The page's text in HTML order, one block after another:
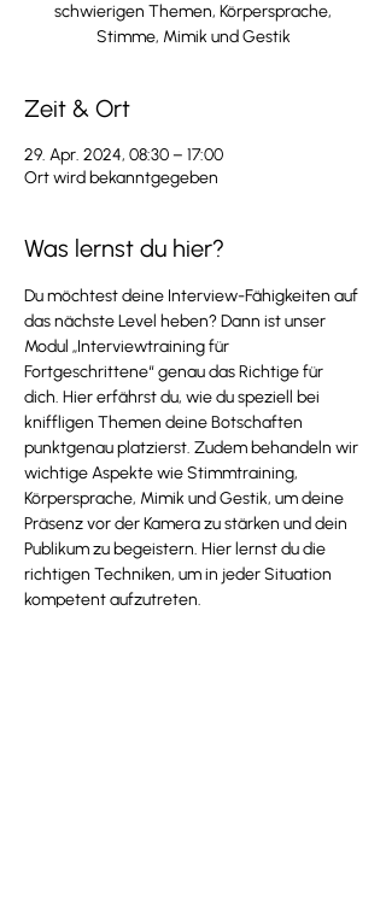
schwierigen Themen, Körpersprache,
Stimme, Mimik und Gestik
Zeit & Ort
29. Apr. 2024, 08:30 – 17:00
Ort wird bekanntgegeben
Was lernst du hier?
Du möchtest deine Interview-Fähigkeiten auf
das nächste Level heben? Dann ist unser
Modul „Interviewtraining für
Fortgeschrittene“ genau das Richtige für
dich. Hier erfährst du, wie du speziell bei
kniffligen Themen deine Botschaften
punktgenau platzierst. Zudem behandeln wir
wichtige Aspekte wie Stimmtraining,
Körpersprache, Mimik und Gestik, um deine
Präsenz vor der Kamera zu stärken und dein
Publikum zu begeistern. Hier lernst du die
richtigen Techniken, um in jeder Situation
kompetent aufzutreten.